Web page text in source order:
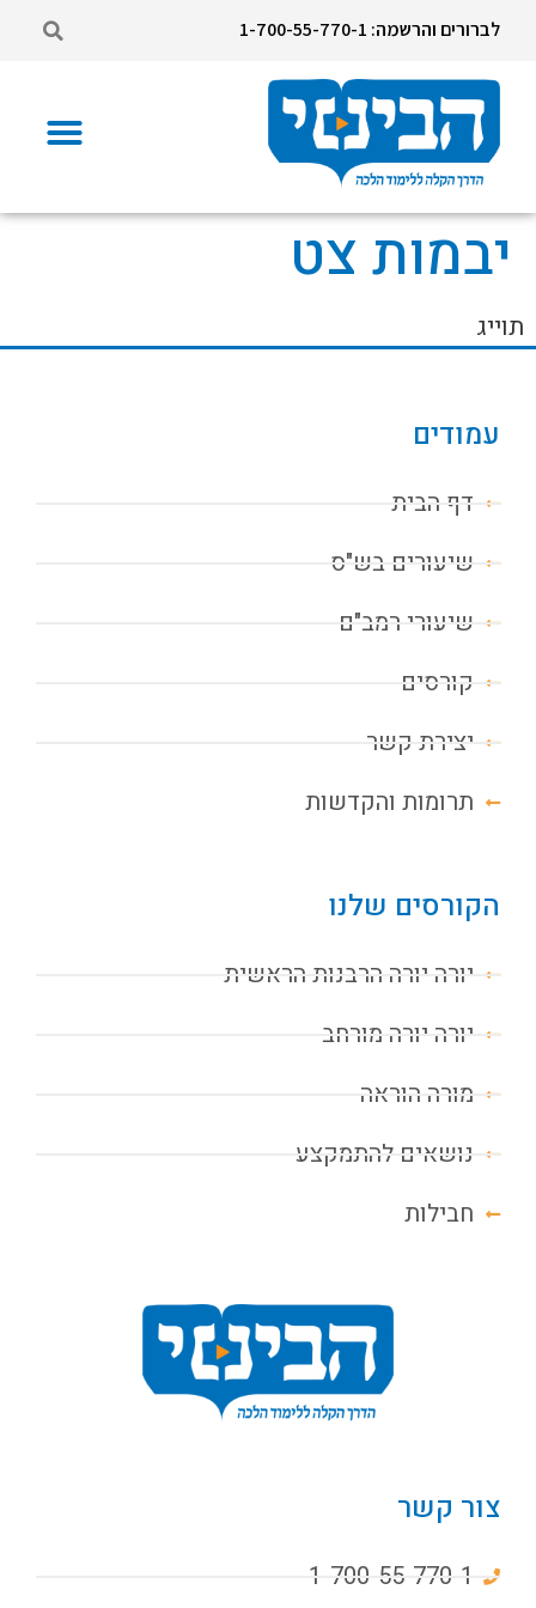
לברורים והרשמה: 1-700-55-770-1
יבמות צט
תוייג
עמודים
דף הבית
שיעורים בש"ס
שיעורי רמב"ם
קורסים
יצירת קשר
תרומות והקדשות
הקורסים שלנו
יורה יורה הרבנות הראשית
יורה יורה מורחב
מורה הוראה
נושאים להתמקצע
חבילות
צור קשר
1-700-55-770-1